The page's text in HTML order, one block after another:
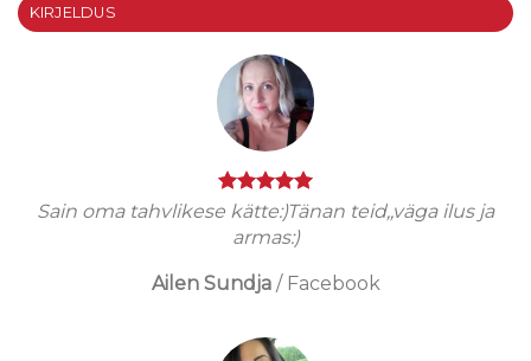
KIRJELDUS
Sain oma tahvlikese kätte:)Tänan teid,,väga ilus ja
armas:)
Ailen Sundja / Facebook